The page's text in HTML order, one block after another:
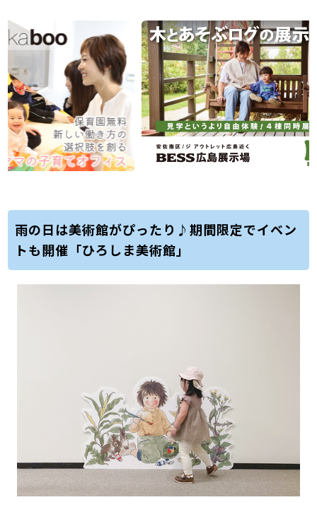
雨の日は美術館がぴったり♪期間限定でイベン
トも開催「ひろしま美術館」